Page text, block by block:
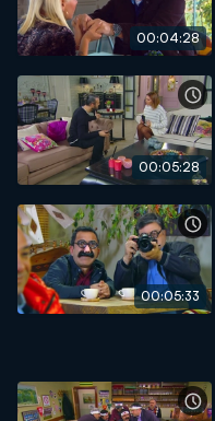
00:04:28
00:05:28
00:05:33